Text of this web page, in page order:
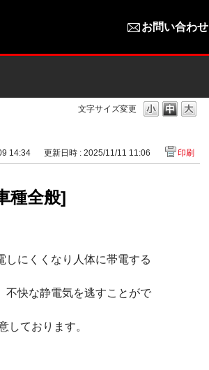
お問い合わせ
文字サイズ変更
14:34 更新日時 : 2025/11/11 11:06 印刷
種全般]
しにくくなり人体に帯電する
不快な静電気を逃すことがで
しております。